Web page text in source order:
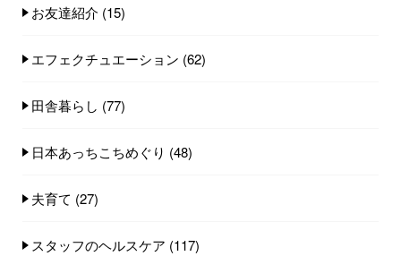
お友達紹介 (15)
エフェクチュエーション (62)
田舎暮らし (77)
日本あっちこちめぐり (48)
夫育て (27)
スタッフのヘルスケア (117)